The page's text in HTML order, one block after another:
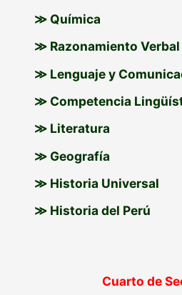
≫ Química
≫ Razonamiento Verbal
≫ Lenguaje y
≫ Competencia
≫ Literatura
≫ Geografía
≫ Historia Universal
≫ Historia del Perú
Cuarto de